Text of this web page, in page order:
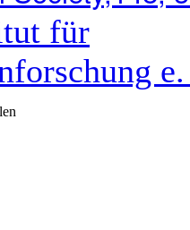
für